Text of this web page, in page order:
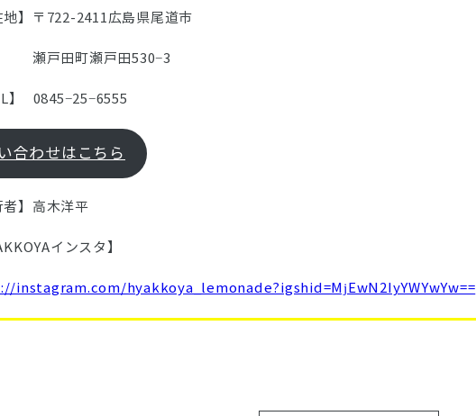
地】〒722-2411広島県尾道市
田町瀬戸田530−3
L】 0845−25−6555
合わせはこちら
者】高木洋平
インスタ】
instagram.com/hyakkoya_lemonade?igshid=MjEwN2IyYWYwYw==